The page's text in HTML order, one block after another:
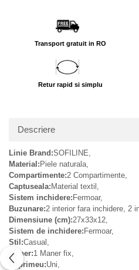
Transport gratuit in RO
Retur rapid si simplu
Descriere
Linie Brand:SOFILINE,
Material:Piele naturala,
Compartimente:2 Compartimente,
Captuseala:Material textil,
Sistem inchidere:Fermoar,
Buzunare:2 interior fara inchidere, 2
Dimensiune (cm):27x33x12,
Sistem de inchidere:Fermoar,
Stil:Casual,
Maner:1 Maner fix,
Imprimeu:Uni,